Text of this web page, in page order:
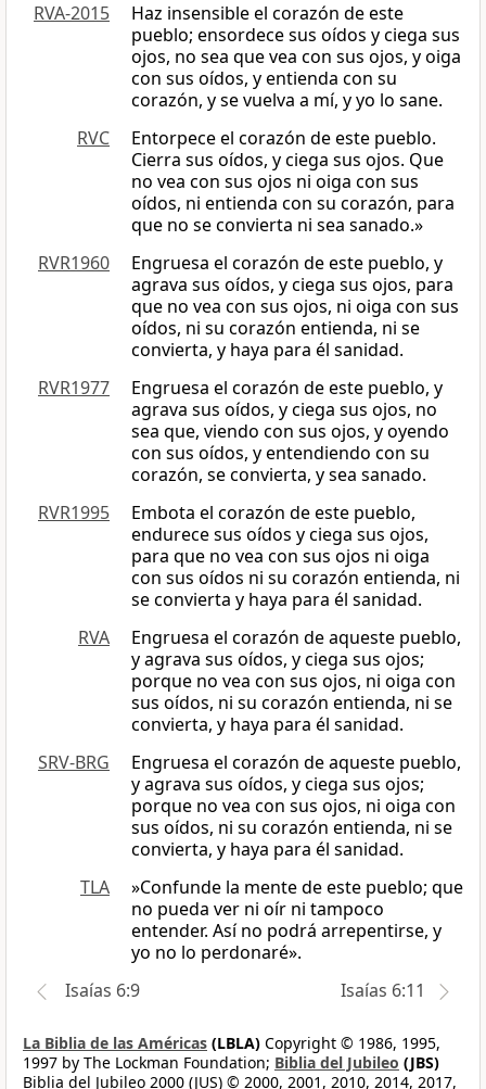
RVA-2015
Haz insensible el corazón de este
pueblo; ensordece sus oídos y ciega sus
ojos, no sea que vea con sus ojos, y oiga
con sus oídos, y entienda con su
corazón, y se vuelva a mí, y yo lo sane.
RVC
Entorpece el corazón de este pueblo.
Cierra sus oídos, y ciega sus ojos. Que
no vea con sus ojos ni oiga con sus
oídos, ni entienda con su corazón, para
que no se convierta ni sea sanado.»
RVR1960
Engruesa el corazón de este pueblo, y
agrava sus oídos, y ciega sus ojos, para
que no vea con sus ojos, ni oiga con sus
oídos, ni su corazón entienda, ni se
convierta, y haya para él sanidad.
RVR1977
Engruesa el corazón de este pueblo, y
agrava sus oídos, y ciega sus ojos, no
sea que, viendo con sus ojos, y oyendo
con sus oídos, y entendiendo con su
corazón, se convierta, y sea sanado.
RVR1995
Embota el corazón de este pueblo,
endurece sus oídos y ciega sus ojos,
para que no vea con sus ojos ni oiga
con sus oídos ni su corazón entienda, ni
se convierta y haya para él sanidad.
RVA
Engruesa el corazón de aqueste pueblo,
y agrava sus oídos, y ciega sus ojos;
porque no vea con sus ojos, ni oiga con
sus oídos, ni su corazón entienda, ni se
convierta, y haya para él sanidad.
SRV-BRG
Engruesa el corazón de aqueste pueblo,
y agrava sus oídos, y ciega sus ojos;
porque no vea con sus ojos, ni oiga con
sus oídos, ni su corazón entienda, ni se
convierta, y haya para él sanidad.
TLA
»Confunde la mente de este pueblo; que
no pueda ver ni oír ni tampoco
entender. Así no podrá arrepentirse, y
yo no lo perdonaré».
Isaías 6:9
Isaías 6:11
La Biblia de las Américas (LBLA) Copyright © 1986, 1995,
1997 by The Lockman Foundation; Biblia del Jubileo (JBS)
Biblia del Jubileo 2000 (JUS) © 2000, 2001, 2010, 2014, 2017,